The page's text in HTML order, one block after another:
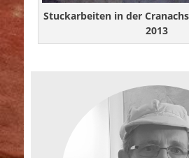
Stuckarbeiten in der
2013